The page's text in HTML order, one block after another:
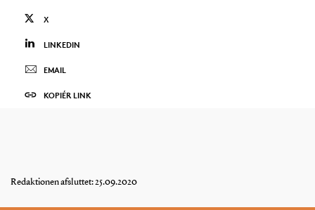
X
LINKEDIN
EMAIL
KOPIÉR LINK
Redaktionen afsluttet: 25.09.2020